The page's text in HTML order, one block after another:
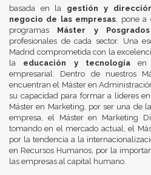
basada en la gestión y
negocio de las empresas, pone a
programas Máster y Posgrados
profesionales de cada sector. Una
Madrid comprometida con la
la educación y tecnologíaen
empresarial. Dentro de nuestros
encuentran el Máster en
su capacidad para formar a líderes
Máster en Marketing, por ser una de
empresa, el Máster en Marketing
tomando en el mercado actual, el
por la tendencia a la
en Recursos Humanos, por la
las empresas al capital humano.